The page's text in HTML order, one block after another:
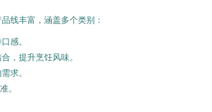
线丰富，涵盖多个类别：
感。
，提升烹饪风味。
求。
。